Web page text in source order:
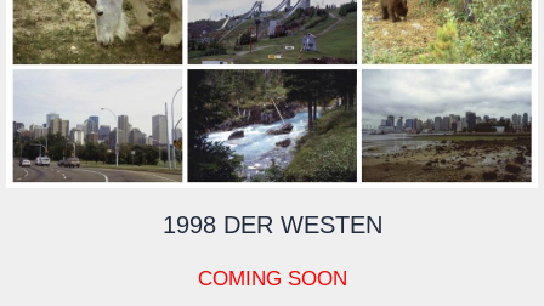
1998 DER WESTEN
COMING SOON